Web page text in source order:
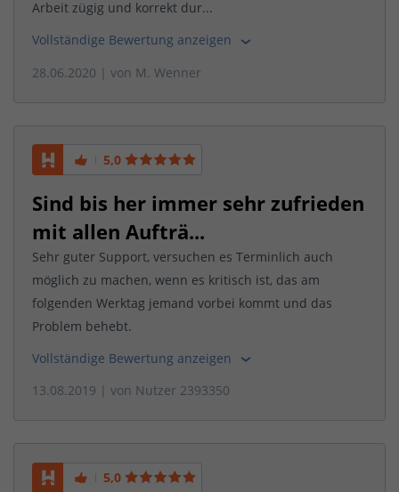
Arbeit zügig und korrekt dur...
Vollständige Bewertung anzeigen
28.06.2020 | von M. Wenner
5,0
Sind bis her immer sehr zufrieden
mit allen Aufträ...
Sehr guter Support, versuchen es Terminlich auch
möglich zu machen, wenn es kritisch ist, das am
folgenden Werktag jemand vorbei kommt und das
Problem behebt.
Vollständige Bewertung anzeigen
13.08.2019 | von Nutzer 2393350
5,0